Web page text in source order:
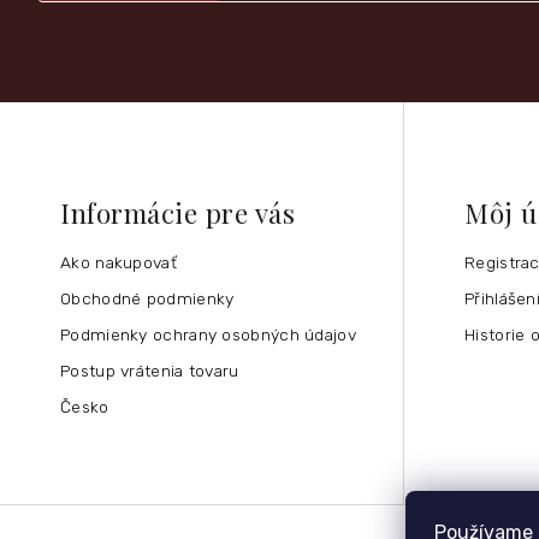
Informácie pre vás
Ako nakupovať
Obchodné podmienky
Podmienky ochrany osobných údajov
Postup vrátenia tovaru
Česko
Môj
Přihlášení
Historie